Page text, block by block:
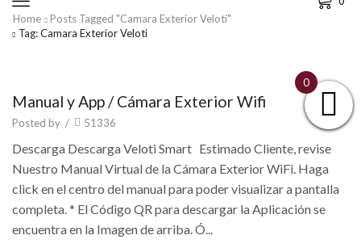
Home
Posts Tagged "camara Exterior Veloti"
Tag: Camara Exterior Veloti
Manual y App / Cámara Exterior Wifi
Posted by / 51336
Descarga Descarga Veloti Smart Estimado Cliente, revise
Nuestro Manual Virtual de la Cámara Exterior WiFi. Haga
click en el centro del manual para poder visualizar a pantalla
completa. * El Código QR para descargar la Aplicación se
encuentra en la Imagen de arriba. Ó...
0